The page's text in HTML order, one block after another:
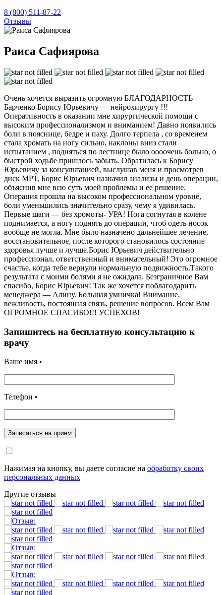
8 (800) 511-87-22
Отзывы
Раиса Сафиярова
Очень хочется выразить огромную БЛАГОДАРНОСТЬ
Барченко Борису Юрьевичу — нейрохирургу !!!
Оперативность в оказании мне хирургической помощи с
высоким профессионализмом и вниманием! Давно появились
боли в пояснице, бедре и паху. Долго терпела , со временем
стала хромать на ногу сильно, наклоны вниз стали
испытанием , подняться по лестнице было оооочень больно, о
быстрой ходьбе пришлось забыть. Обратилась к Борису
Юрьевичу за консультацией, выслушав меня и просмотрев
диск МРТ, Борис Юрьевич назначил анализы и день операции,
объяснив мне всю суть моей проблемы и ее решение.
Операция прошла на высоком профессиональном уровне,
боли уменьшились значительно сразу, чему я удивилась.
Первые шаги — без хромоты- УРА! Нога согнутая в колене
поднимается, а ногу поднять до операции, чтоб одеть носок
вообще не могла. Мне было назначено дальнейшее лечение,
восстановительное, после которого становилось состояние
здоровья лучше и лучше.Борис Юрьевич действительно
профессионал, ответственный и внимательный! Это огромное
счастье, когда тебе вернули нормальную подвижность.Такого
результата с моими болями я не ожидала. Безграничное Вам
спасибо, Борис Юрьевич! Так же хочется поблагодарить
менеджера — Алину. Большая умничка! Внимание,
вежливость, постоянная связь, решение вопросов. Всем Вам
ОГРОМНОЕ СПАСИБО!!! УСПЕХОВ!
Запишитесь на бесплатную консультацию к
врачу
Ваше имя •
Телефон •
Записаться на прием
Нажимая на кнопку, вы даете согласие на обработку своих
персональных данных
Другие отзывы